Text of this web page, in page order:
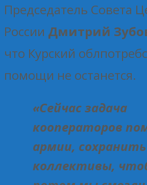
Председатель Совета
России Дмитрий
что Курский
помощи не останется.
«Сейчас задача
кооператоров
армии, сохранить
коллективы,